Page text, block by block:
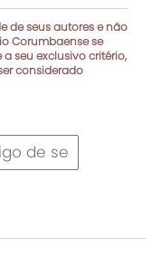
de seus autores e não
Corumbaense se
seu exclusivo critério,
considerado